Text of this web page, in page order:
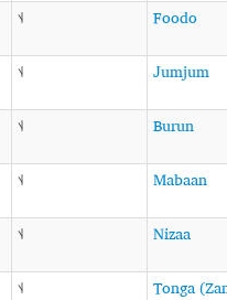
˦˨ Foodo
˦˨ Jumjum
˦˨ Burun
˦˨ Mabaan
˦˨ Nizaa
˦˨ Tonga